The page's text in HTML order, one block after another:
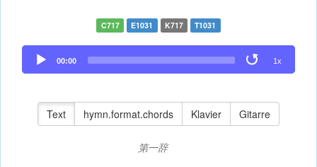
C717 E1031 K717 T1031
Audio
Player
00:00 1x
Text hymn.format.chords Klavier Gitarre
第一辞